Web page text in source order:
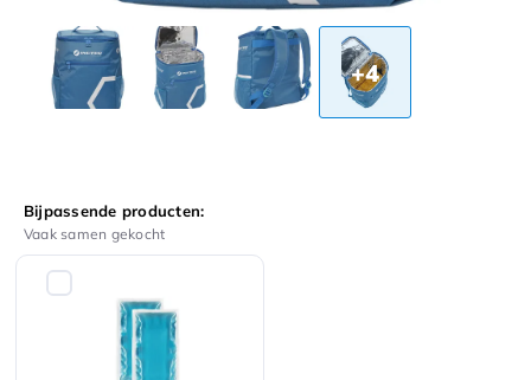
+4
Bijpassende producten:
Vaak samen gekocht